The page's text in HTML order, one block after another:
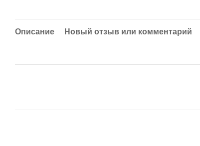
Описание Новый отзыв или комментарий